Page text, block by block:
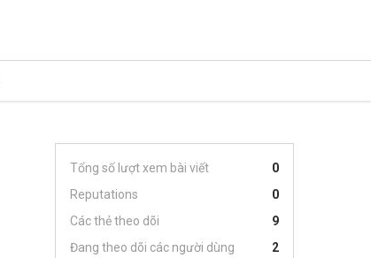
Tổng số lượt xem bài viết
0
Reputations
0
Các thẻ theo dõi
9
Đang theo dõi các người dùng
2